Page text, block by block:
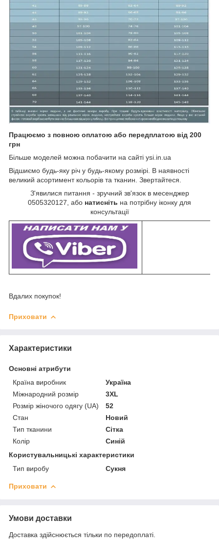
Працюємо з повною оплатою або передплатою від 200
грн
Більше моделей можна побачити на сайті ysi.in.ua
Відшиємо будь-яку річ у будь-якому розмірі. В наявності
великий асортимент кольорів та тканин. Звертайтеся.
З'явилися питання - зручний зв'язок в месенджер
0505320127, або натисніть на потрібну іконку для
консультації
Вдалих покупок!
Приховати
Характеристики
Основні атрибути
Країна виробник
Україна
Міжнародний розмір
3XL
Розмір жіночого одягу (UA)
52
Стан
Новий
Тип тканини
Сітка
Колір
Синій
Користувальницькі характеристики
Тип виробу
Сукня
Приховати
Умови доставки
Доставка здійснюється тільки по передоплаті.